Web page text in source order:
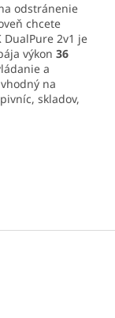
odstránenie
chcete
DualPure 2v1 je
výkon 36
a
na
skladov,